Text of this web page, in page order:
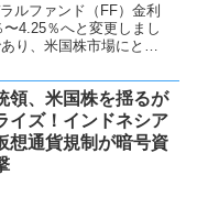
ルファンド（FF）金利
4.25％へと変更しまし
り、米国株市場にとっ
性があります。この記事
意味を持つのかを整理
。
領、米国株を揺るが
イズ！インドネシア
想通貨規制が暗号資